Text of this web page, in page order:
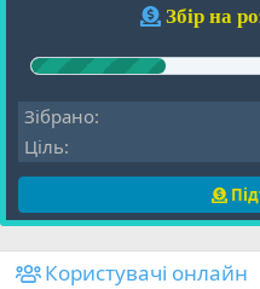
Збір на
Зібрано
Ціль
Користувачі онлайн